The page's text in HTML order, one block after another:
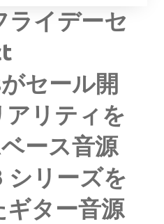
ライデーセ
セール開
アリティを
ース音源
シリーズを
ギター音源